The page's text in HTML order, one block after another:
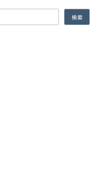
検索